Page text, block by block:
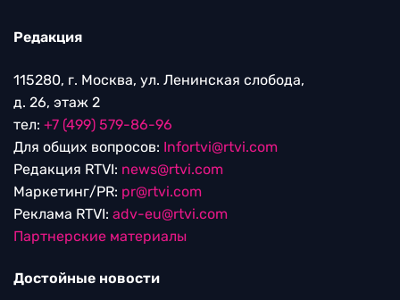
Редакция
115280, г. Москва, ул. Ленинская слобода,
д. 26, этаж 2
тел: +7 (499) 579-86-96
Для общих вопросов: Infortvi@rtvi.com
Редакция RTVI: news@rtvi.com
Маркетинг/PR: pr@rtvi.com
Реклама RTVI: adv-eu@rtvi.com
Партнерские материалы
Достойные новости